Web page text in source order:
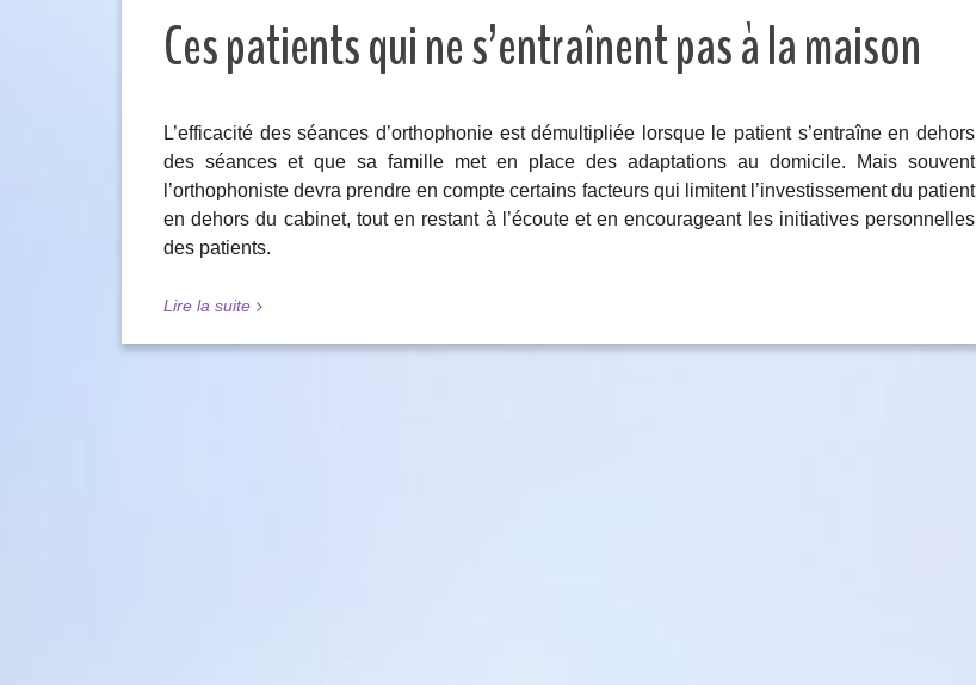
Ces patients qui ne s’entraînent pas à la maison
L’efficacité des séances d’orthophonie est démultipliée lorsque le patient s’entraîne en dehors
des séances et que sa famille met en place des adaptations au domicile. Mais souvent
l’orthophoniste devra prendre en compte certains facteurs qui limitent l’investissement du patient
en dehors du cabinet, tout en restant à l’écoute et en encourageant les initiatives personnelles
des patients.
Lire la suite